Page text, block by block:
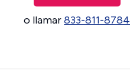
o llamar833-811-8784